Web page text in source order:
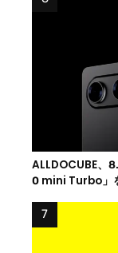
ALLDOCUBE、
0 mini Turbo」